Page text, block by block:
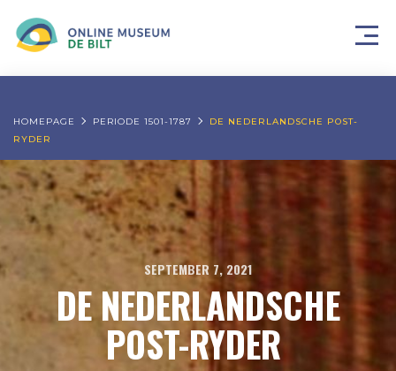
HOMEPAGE PERIODE 1501-1787
DE NEDERLANDSCHE POST-
RYDER
SEPTEMBER 7, 2021
DE NEDERLANDSCHE
POST-RYDER